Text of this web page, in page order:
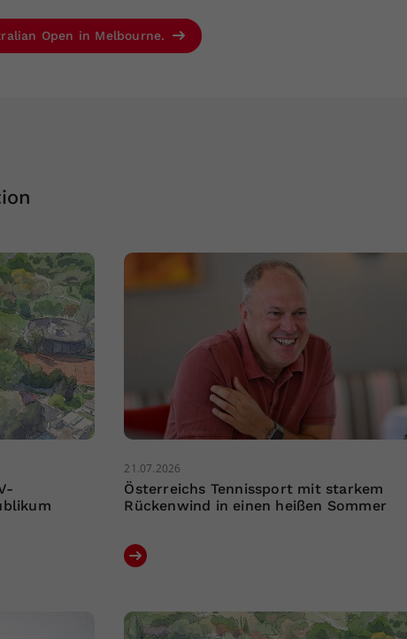
Open in Melbourne.
21.07.2026
Österreichs Tennissport mit starkem
Rückenwind in einen heißen Sommer